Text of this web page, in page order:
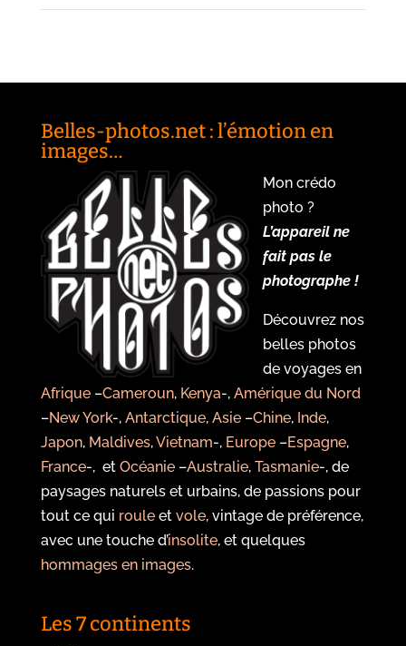
Belles-photos.net : l’émotion en
images…
Mon crédo
photo ?
L’appareil ne
fait pas le
photographe !
Découvrez nos
belles photos
de voyages en
Afrique–Cameroun, Kenya-, Amérique du Nord
–New York-, Antarctique, Asie–Chine, Inde,
Japon, Maldives,Vietnam-, Europe–Espagne,
France-, et Océanie–Australie, Tasmanie-, de
paysages naturels et urbains, de passions pour
tout ce qui rouleet vole, vintage de préférence,
avec une touche d’insolite, et quelques
hommages en images.
Les 7 continents